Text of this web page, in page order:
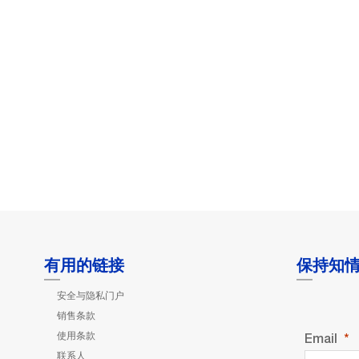
有用的链接
安全与隐私门户
销售条款
使用条款
联系人
保持知
Email